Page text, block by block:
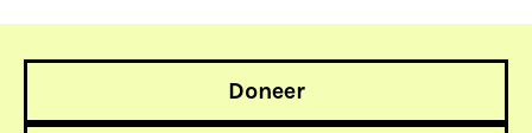
Doneer